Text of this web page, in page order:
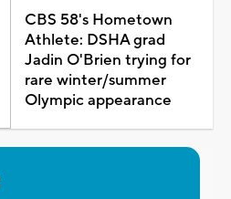
CBS 58's Hometown
Athlete: DSHA grad
Jadin O'Brien trying for
rare winter/summer
Olympic appearance